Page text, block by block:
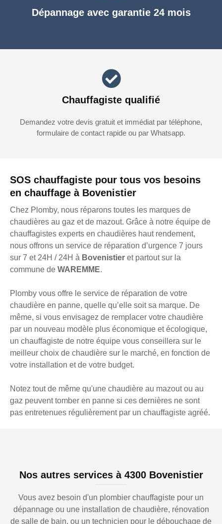
SOS chauffagiste pour tous vos besoins
en chauffage à Bovenistier
Chez Plomby, nous réparons toutes les marques de
chaudières au gaz et de mazout. Grâce à notre équipe de
chauffagistes experts en chaudières haut rendement,
nous offrons un service de réparation d’urgence 7 jours
sur 7 et 24H / 24H à Bovenistier et partout sur la
commune de WAREMME.
Plomby vous offre le service de réparation de votre
chaudière en panne, quelle qu’elle soit sa marque. De
même, si vous envisagez de remplacer votre chaudière
par un nouveau modèle plus économique et écologique,
un chauffagiste de notre équipe vous conseillera sur le
meilleur choix de chaudière sur le marché, en fonction de
votre installation et de votre budget.
Notez tout de même qu'une chaudière au mazout ou au
gaz peuvent tomber en panne si ces dernières ne sont
pas entretenues régulièrement par un chauffagiste agréé.
Dépannage avec garantie 24 mois
Chauffagiste qualifié
Demandez votre devis gratuit et immédiat par téléphone,
formulaire de contact rapide ou par Whatsapp.
Nos autres services à 4300 Bovenistier
Vous avez besoin d'un plombier chauffagiste pour un
dépannage ou une installation de chaudière, rénovation
de salle de bain, ou un technicien pour le débouchage de